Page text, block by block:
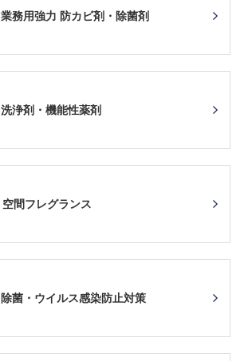
業務用強力 防カビ剤・除菌剤
洗浄剤・機能性薬剤
空間フレグランス
除菌・ウイルス感染防止対策